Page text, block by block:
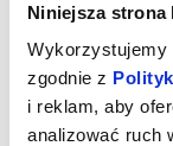
Niniejsza
Wykorzystujemy
zgodnie z
i reklam, aby
analizować ruch